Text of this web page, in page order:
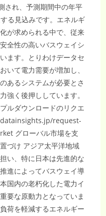
され、予測期間中の年平
る見込みです。エネルギ
が求められる中で、従来
全性の高いバスウェイシ
ます。とりわけデータセ
いて電力需要が増加し、
あるシステムが必要とさ
強く後押ししています。
ルダウンロードのリクエ
request-
グローバル市場を支
づけ アジア太平洋地域
い、特に日本は先進的な
進によってバスウェイ導
国内の老朽化した電力イ
要な原動力となっていま
荷を軽減するエネルギー